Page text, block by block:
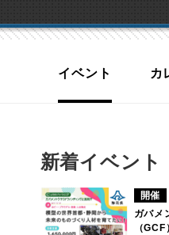
イベント カ
新着イベント
開催
ガバメ
（